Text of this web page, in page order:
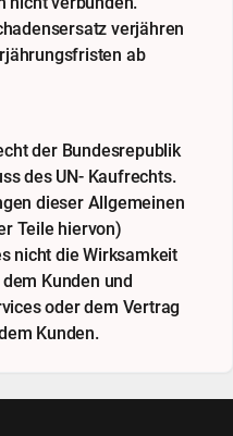
verjähren
ab
der Bundesrepublik
des UN- Kaufrechts.
dieser Allgemeinen
Teile hiervon)
nicht die Wirksamkeit
Kunden und
oder dem Vertrag
Kunden.